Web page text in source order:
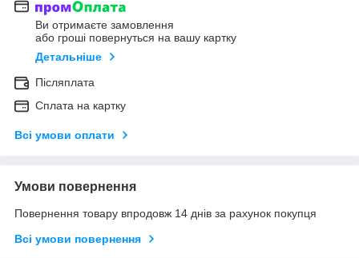
Ви отримаєте замовлення
або гроші повернуться на вашу картку
Детальніше
Післяплата
Сплата на картку
Всі умови оплати
Умови повернення
Повернення товару впродовж 14 днів за рахунок покупця
Всі умови повернення